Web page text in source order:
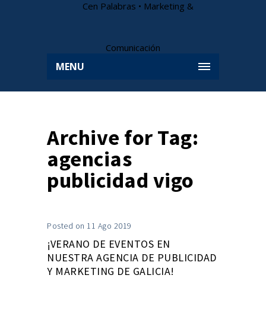
MENU
Archive for Tag:
agencias
publicidad vigo
Posted on 11 Ago 2019
¡VERANO DE EVENTOS EN
NUESTRA AGENCIA DE PUBLICIDAD
Y MARKETING DE GALICIA!